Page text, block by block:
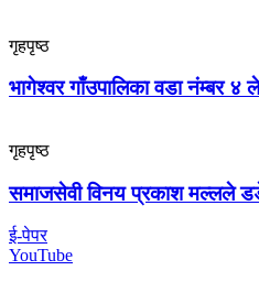
गृहपृष्ठ
भागेश्वर गाँउपालिका वडा नंम्बर
गृहपृष्ठ
समाजसेवी विनय प्रकाश मल्लले
ई-पेपर
YouTube